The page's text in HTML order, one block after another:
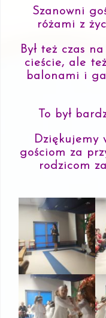
Szanowni
różami z
Był też czas
cieście, ale
balonami i
To był
Dziękujemy
gościom za
rodzicom